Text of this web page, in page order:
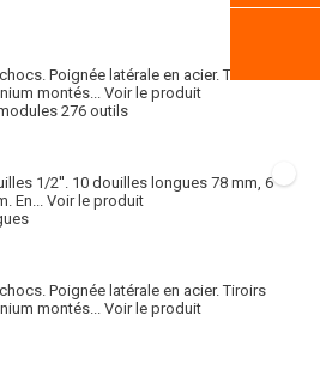
Poignée latérale en acier. Tiroirs
montés... Voir le produit
276 outils
1/2''. 10 douilles longues 78 mm, 6
En... Voir le produit
Poignée latérale en acier. Tiroirs
montés... Voir le produit